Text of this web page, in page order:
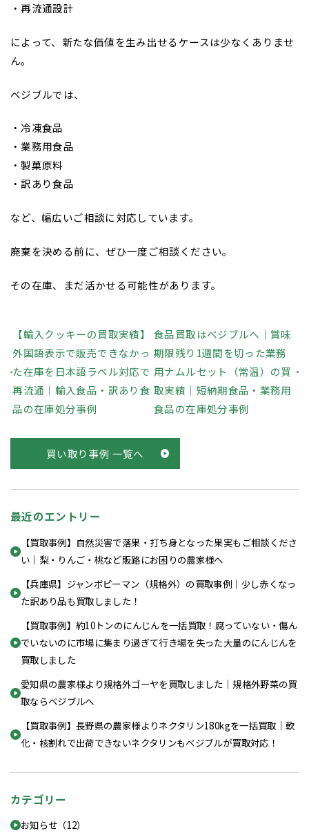
・再流通設計
によって、新たな価値を生み出せるケースは少なくありませ
ん。
ベジブルでは、
・冷凍食品
・業務用食品
・製菓原料
・訳あり食品
など、幅広いご相談に対応しています。
廃棄を決める前に、ぜひ一度ご相談ください。
その在庫、まだ活かせる可能性があります。
【輸入クッキーの買取実績】
外国語表示で販売できなかっ
た在庫を日本語ラベル対応で
再流通｜輸入食品・訳あり食
品の在庫処分事例
食品買取はベジブルへ｜賞味
期限残り1週間を切った業務
用ナムルセット（常温）の買
取実績｜短納期食品・業務用
食品の在庫処分事例
買い取り事例 一覧へ
最近のエントリー
【買取事例】自然災害で落果・打ち身となった果実もご相談くださ
い｜梨・りんご・桃など販路にお困りの農家様へ
【兵庫県】ジャンボピーマン（規格外）の買取事例｜少し赤くなっ
た訳あり品も買取しました！
【買取事例】約10トンのにんじんを一括買取！腐っていない・傷ん
でいないのに市場に集まり過ぎて行き場を失った大量のにんじんを
買取しました
愛知県の農家様より規格外ゴーヤを買取しました｜規格外野菜の買
取ならベジブルへ
【買取事例】長野県の農家様よりネクタリン180kgを一括買取｜軟
化・核割れで出荷できないネクタリンもベジブルが買取対応！
カテゴリー
お知らせ（12）